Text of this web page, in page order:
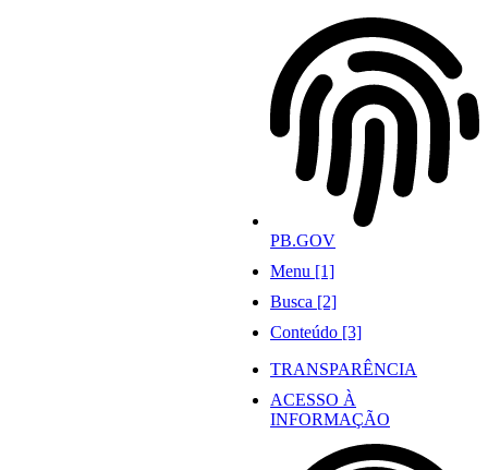
PB.GOV
Menu [1]
Busca [2]
Conteúdo [3]
TRANSPARÊNCIA
ACESSO À
INFORMAÇÃO